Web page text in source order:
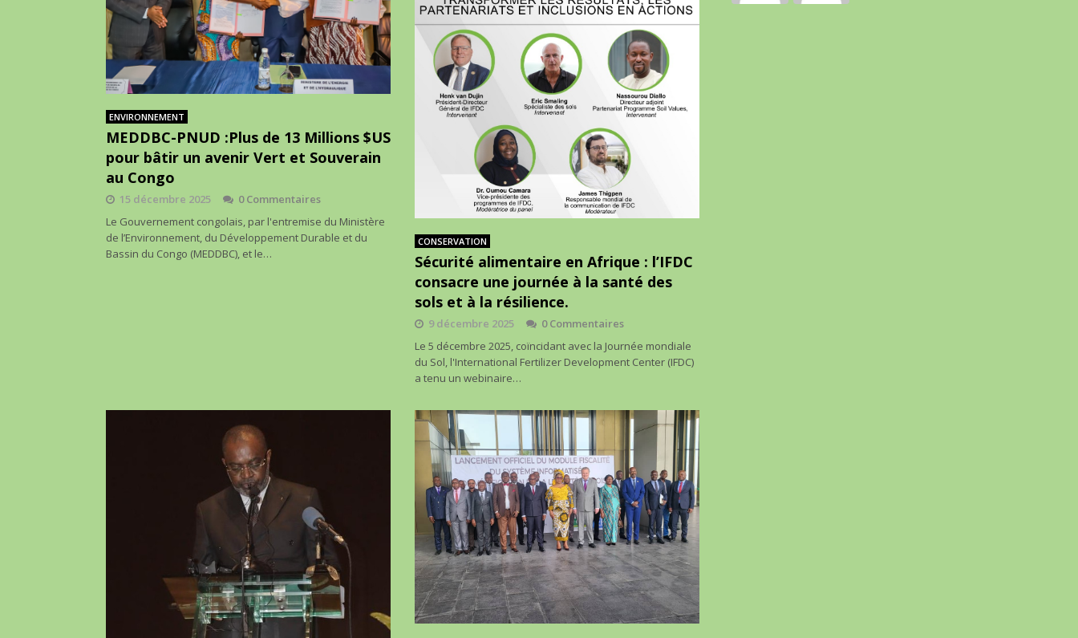
ENVIRONNEMENT
MEDDBC-PNUD :Plus de 13 Millions $US
pour bâtir un avenir Vert et Souverain
au Congo
15 décembre 2025
0 Commentaires
Le Gouvernement congolais, par l'entremise du Ministère
de l’Environnement, du Développement Durable et du
Bassin du Congo (MEDDBC), et le…
CONSERVATION
Sécurité alimentaire en Afrique : l’IFDC
consacre une journée à la santé des
sols et à la résilience.
9 décembre 2025
0 Commentaires
Le 5 décembre 2025, coïncidant avec la Journée mondiale
du Sol, l'International Fertilizer Development Center (IFDC)
a tenu un webinaire…